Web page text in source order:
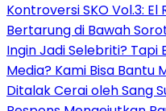
Kontroversi SKO Vol.3:
Bertarung di Bawah
Ingin Jadi Selebriti? Tapi
Media? Kami Bisa Bantu
Ditalak Cerai oleh Sang